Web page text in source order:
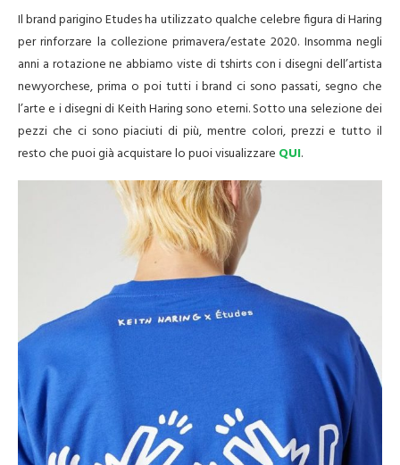
Il brand parigino Etudes ha utilizzato qualche celebre figura di Haring
per rinforzare la collezione primavera/estate 2020. Insomma negli
anni a rotazione ne abbiamo viste di tshirts con i disegni dell’artista
newyorchese, prima o poi tutti i brand ci sono passati, segno che
l’arte e i disegni di Keith Haring sono eterni. Sotto una selezione dei
pezzi che ci sono piaciuti di più, mentre colori, prezzi e tutto il
resto che puoi già acquistare lo puoi visualizzare QUI.